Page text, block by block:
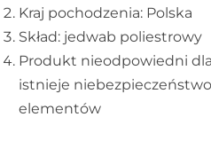
Kraj pochodzenia: Polska
Skład: jedwab poliestrowy
Produkt nieodpowiedni
istnieje niebezpieczeństwo
elementów